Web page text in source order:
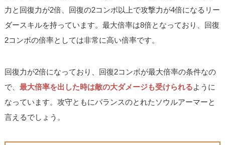
力と回復力が2倍、回復の2コンボ以上で攻撃力が4倍になるリー
ダースキルを持っています。最大倍率は8倍となっており、回復
2コンボの倍率としては非常に高い倍率です。
回復力が2倍になっており、回復2コンボが最大倍率の条件なの
で、最大倍率を出した時は敵の大ダメージも受けられるように
なっています。攻守ともにバランスのとれたソウルアーマーと
言えるでしょう。